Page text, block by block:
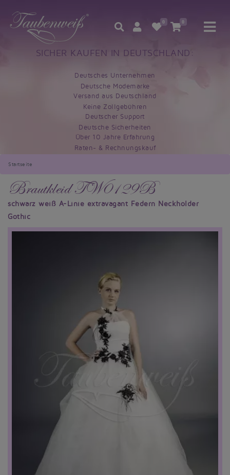
0 0
SICHER KAUFEN IN DEUTSCHLAND:
Deutsches Unternehmen
Deutsche Modemarke
Versand aus Deutschland
Keine Zollgebühren
Deutscher Support
Deutsche Sicherheiten
Über 10 Jahre Erfahrung
Raten- & Rechnungskauf
Startseite
Brautkleid TW0129B
schwarz weiß A-Linie extravagant Federn Neckholder
Gothic